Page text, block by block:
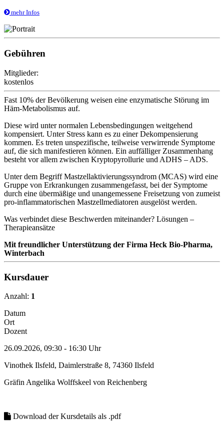
mehr Infos
Gebühren
Mitglieder:
kostenlos
Fast 10% der Bevölkerung weisen eine enzymatische Störung im
Häm-Metabolismus auf.
Diese wird unter normalen Lebensbedingungen weitgehend
kompensiert. Unter Stress kann es zu einer Dekompensierung
kommen. Es treten unspezifische, teilweise verwirrende Symptome
auf, die sich manifestieren können. Ein auffälliger Zusammenhang
besteht vor allem zwischen Kryptopyrollurie und ADHS – ADS.
Unter dem Begriff Mastzellaktivierungssyndrom (MCAS) wird eine
Gruppe von Erkrankungen zusammengefasst, bei der Symptome
durch eine übermäßige und unangemessene Freisetzung von zumeist
pro-inflammatorischen Mastzellmediatoren ausgelöst werden.
Was verbindet diese Beschwerden miteinander? Lösungen –
Therapieansätze
Mit freundlicher Unterstützung der Firma Heck Bio-Pharma,
Winterbach
Kursdauer
Anzahl: 1
Datum
Ort
Dozent
26.09.2026, 09:30 - 16:30 Uhr
Vinothek Ilsfeld, Daimlerstraße 8, 74360 Ilsfeld
Gräfin Angelika Wolffskeel von Reichenberg
Download der Kursdetails als .pdf